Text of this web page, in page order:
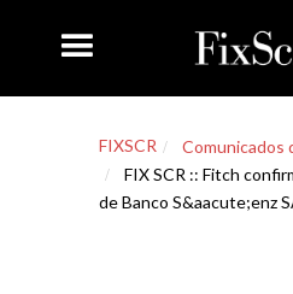
FIXSCR
Comunicados
FIX SCR :: Fitch
de Banco S&aacute;enz